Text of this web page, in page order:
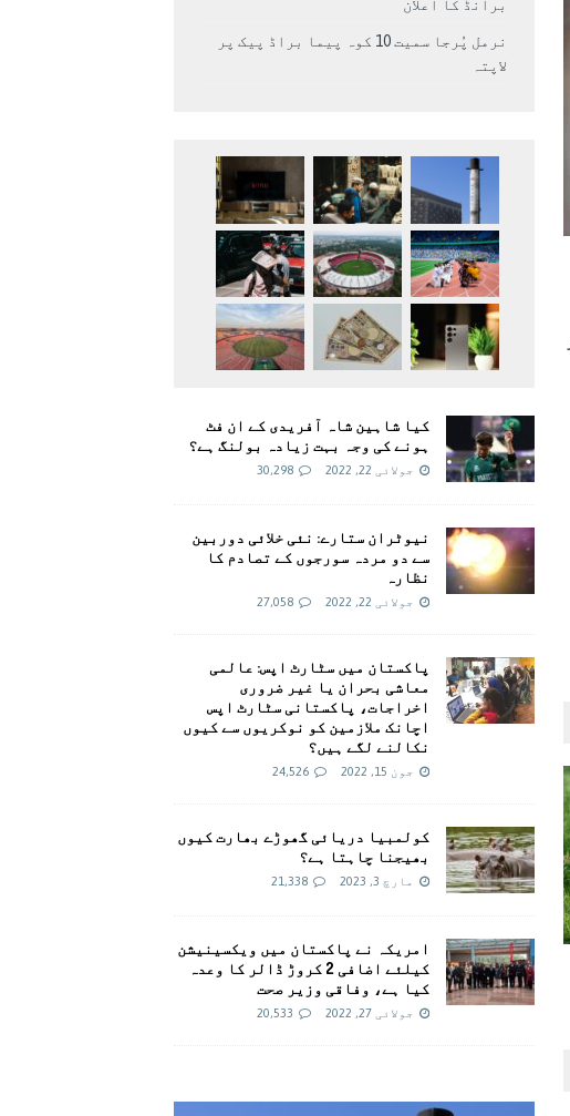
برانڈ کا اعلان
نرمل پُرجا سمیت 10 کوہ پیما براڈ پیک پر
لاپتہ
کیا شاہین شاہ آفریدی کے ان فٹ
ہونے کی وجہ بہت زیادہ بولنگ ہے؟
جولائی 22, 2022 30,298
نیوٹران ستارے: نئی خلائی دوربین
سے دو مردہ سورجوں کے تصادم کا
نظارہ
جولائی 22, 2022 27,058
پاکستان میں سٹارٹ اپس: عالمی
معاشی بحران یا غیر ضروری
اخراجات، پاکستانی سٹارٹ اپس
اچانک ملازمین کو نوکریوں سے کیوں
نکالنے لگے ہیں؟
جون 15, 2022 24,526
کولمبیا دریائی گھوڑے بھارت کیوں
بھیجنا چاہتا ہے؟
مارچ 3, 2023 21,338
امريکہ نے پاکستان میں ویکسینیشن
کیلئے اضافی 2 کروڑ ڈالر کا وعدہ
کیا ہے، وفاقی وزیر صحت
جولائی 27, 2022 20,533